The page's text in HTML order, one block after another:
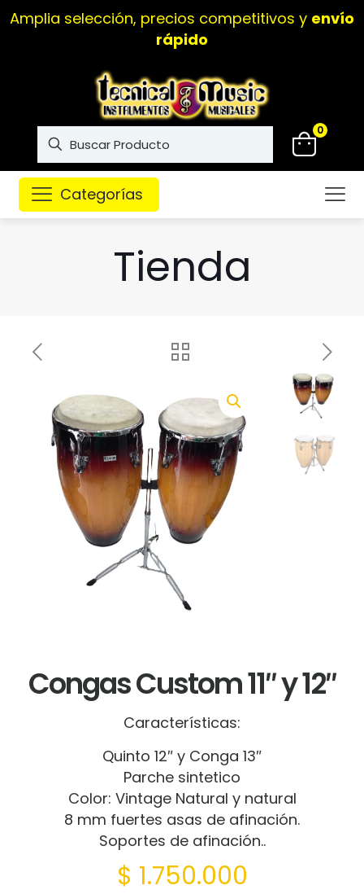
Amplia selección, precios competitivos y envío
rápido
0
Categorías
Tienda
Congas Custom 11″ y 12″
Características:
Quinto 12″ y Conga 13″
Parche sintetico
Color: Vintage Natural y natural
8 mm fuertes asas de afinación.
Soportes de afinación..
$ 1.750.000